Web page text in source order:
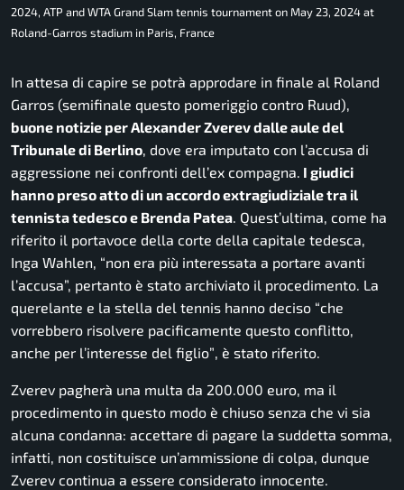
2024, ATP and WTA Grand Slam tennis tournament on May 23, 2024 at
Roland-Garros stadium in Paris, France
In attesa di capire se potrà approdare in finale al Roland
Garros (semifinale questo pomeriggio contro Ruud),
buone notizie per Alexander Zverev dalle aule del
Tribunale di Berlino, dove era imputato con l’accusa di
aggressione nei confronti dell’ex compagna. I giudici
hanno preso atto di un accordo extragiudiziale tra il
tennista tedesco e Brenda Patea. Quest’ultima, come ha
riferito il portavoce della corte della capitale tedesca,
Inga Wahlen, “non era più interessata a portare avanti
l’accusa”, pertanto è stato archiviato il procedimento. La
querelante e la stella del tennis hanno deciso “che
vorrebbero risolvere pacificamente questo conflitto,
anche per l’interesse del figlio”, è stato riferito.
Zverev pagherà una multa da 200.000 euro, ma il
procedimento in questo modo è chiuso senza che vi sia
alcuna condanna: accettare di pagare la suddetta somma,
infatti, non costituisce un’ammissione di colpa, dunque
Zverev continua a essere considerato innocente.